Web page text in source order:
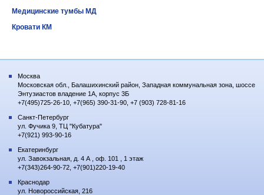
Медицинские тумбы МД
Кровати КМ
Москва
Московская обл., Балашихинский район, Западная коммунальная зона, шоссе
Энтузиастов владение 1А, корпус 3Б
+7(495)725-26-10, +7(965) 390-31-90, +7 (903) 728-81-16
Санкт-Петербург
ул. Фучика 9, ТЦ "Кубатура"
+7(921) 993-90-16
Екатеринбург
ул. Завокзальная, д. 4 А , оф. 101 , 1 этаж
+7(343)264-90-72, +7(901)220-19-40
Краснодар
ул. Новороссийская, 216